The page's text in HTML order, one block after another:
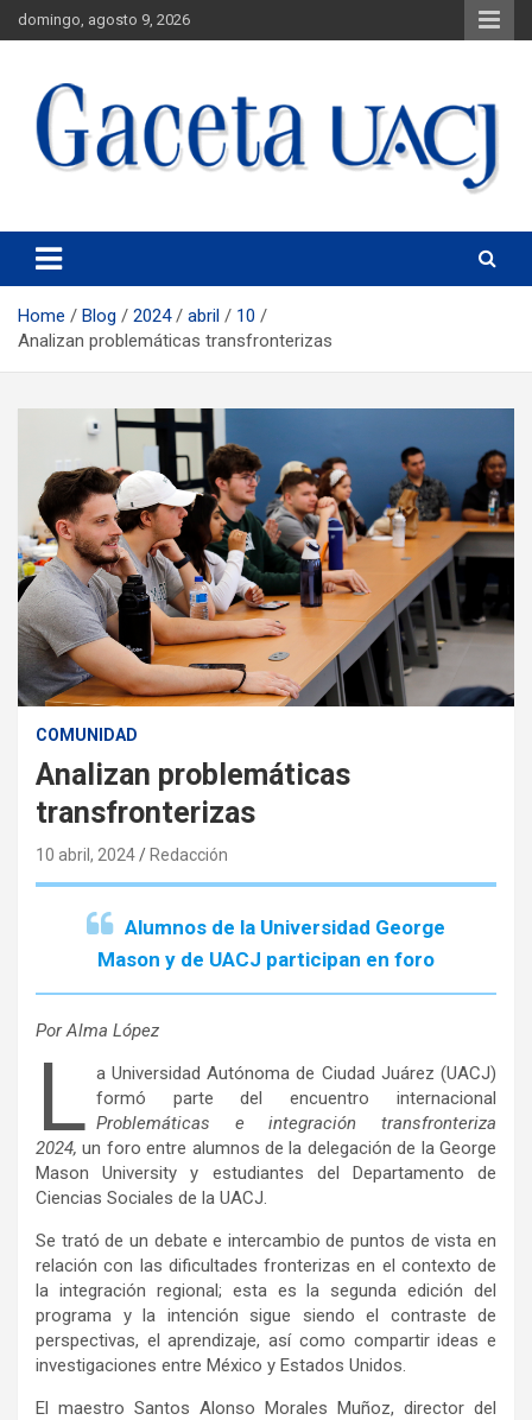
domingo, agosto 9, 2026
Gaceta UACJ
Home Blog 2024 abril
10
Analizan problemáticas transfronterizas
COMUNIDAD
Analizan problemáticas
transfronterizas
10 abril, 2024 Redacción
Alumnos de la Universidad George
Mason y de UACJ participan en foro
Por Alma López
L a Universidad Autónoma de Ciudad Juárez (UACJ)
formó parte del encuentro internacional
Problemáticas e integración transfronteriza
2024, un foro entre alumnos de la delegación de la George
Mason University y estudiantes del Departamento de
Ciencias Sociales de la UACJ.
Se trató de un debate e intercambio de puntos de vista en
relación con las dificultades fronterizas en el contexto de
la integración regional; esta es la segunda edición del
programa y la intención sigue siendo el contraste de
perspectivas, el aprendizaje, así como compartir ideas e
investigaciones entre México y Estados Unidos.
El maestro Santos Alonso Morales Muñoz, director del